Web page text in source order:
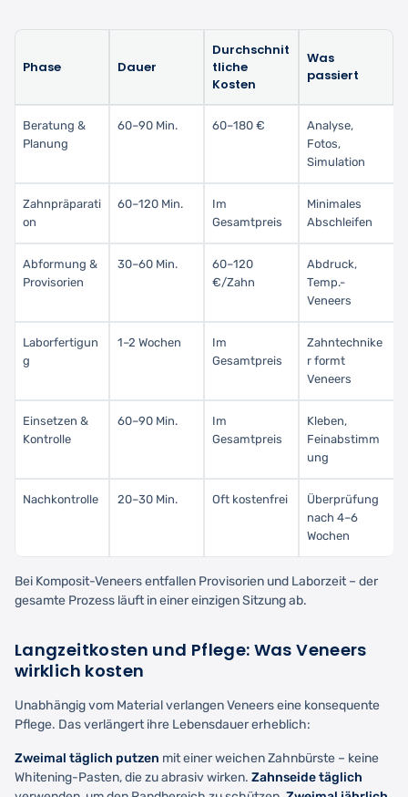
Phase Dauer
Durchschnit
tliche
Kosten
Was
passiert
Beratung &
Planung
60–90 Min. 60–180 €
Analyse,
Fotos,
Simulation
Zahnpräparati
on
60–120 Min.
Im
Gesamtpreis
Minimales
Abschleifen
Abformung &
Provisorien
30–60 Min.
60–120
€/Zahn
Abdruck,
Temp.-
Veneers
Laborfertigun
g
1–2 Wochen
Im
Gesamtpreis
Zahntechnike
r formt
Veneers
Einsetzen &
Kontrolle
60–90 Min.
Im
Gesamtpreis
Kleben,
Feinabstimm
ung
Nachkontrolle 20–30 Min. Oft kostenfrei
Überprüfung
nach 4–6
Wochen
Bei Komposit-Veneers entfallen Provisorien und Laborzeit – der
gesamte Prozess läuft in einer einzigen Sitzung ab.
Langzeitkosten und Pflege: Was Veneers
wirklich kosten
Unabhängig vom Material verlangen Veneers eine konsequente
Pflege. Das verlängert ihre Lebensdauer erheblich:
Zweimal täglich putzen mit einer weichen Zahnbürste – keine
Whitening-Pasten, die zu abrasiv wirken. Zahnseide täglich